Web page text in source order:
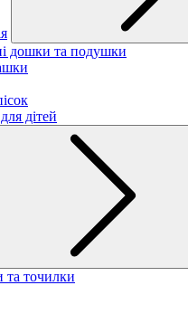
дошки та подушки
дітей
та точилки